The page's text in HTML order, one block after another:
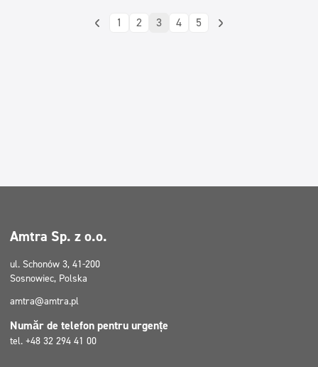
1 2 3 4 5
Amtra Sp. z o.o.
ul. Schonów 3, 41-200
Sosnowiec, Polska
amtra@amtra.pl
Număr de telefon pentru urgențe
tel. +48 32 294 41 00